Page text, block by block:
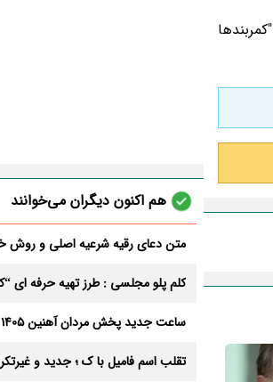
هم اکنون دیگران می‌خوانند
متن دعای رقیه شرعیه اصلی و روش
کلم پلو مجلسی : طرز تهیه حرفه ای
تقلب اسم فامیل با ک ؛ جدید و